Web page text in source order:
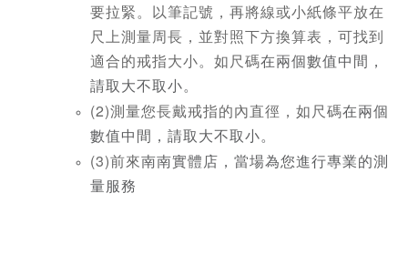
要拉緊。以筆記號，再將線或小紙條平放在
尺上測量周長，並對照下方換算表，可找到
適合的戒指大小。如尺碼在兩個數值中間，
請取大不取小。
(2)測量您長戴戒指的內直徑，如尺碼在兩個
數值中間，請取大不取小。
(3)前來南南實體店，當場為您進行專業的測
量服務